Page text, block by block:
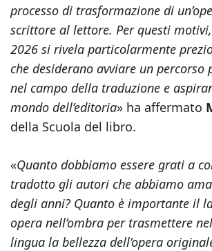
processo di trasformazione di
scrittore al lettore. Per questi motivi,
2026 si rivela particolarmente
che desiderano avviare un percorso
nel campo della traduzione e
mondo dell’editoria» ha affermato
della Scuola del libro.
«Quanto dobbiamo essere grati a
tradotto gli autori che abbiamo
degli anni? Quanto è importante il
opera nell’ombra per trasmettere
lingua la bellezza dell’opera